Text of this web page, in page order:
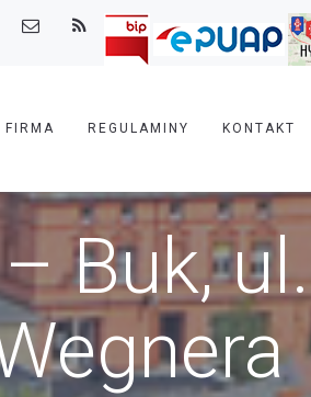
FIRMA REGULAMINY KONTAKT
Buk, ul.